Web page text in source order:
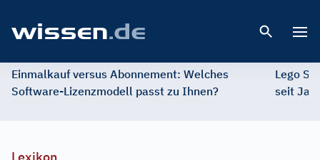
Einmalkauf versus Abonnement: Welches
Software-Lizenzmodell passt zu Ihnen?
Lego
seit